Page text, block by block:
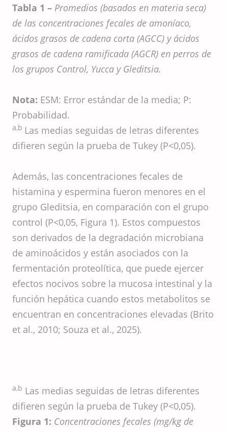
Tabla 1 – Promedios (basados en materia seca)
de las concentraciones fecales de amoníaco,
ácidos grasos de cadena corta (AGCC) y ácidos
grasos de cadena ramificada (AGCR) en perros de
los grupos Control, Yucca y Gleditsia.
Nota: ESM: Error estándar de la media; P:
Probabilidad.
a,b Las medias seguidas de letras diferentes
difieren según la prueba de Tukey (P<0,05).
Además, las concentraciones fecales de
histamina y espermina fueron menores en el
grupo Gleditsia, en comparación con el grupo
control (P<0,05, Figura 1). Estos compuestos
son derivados de la degradación microbiana
de aminoácidos y están asociados con la
fermentación proteolítica, que puede ejercer
efectos nocivos sobre la mucosa intestinal y la
función hepática cuando estos metabolitos se
encuentran en concentraciones elevadas (Brito
et al., 2010; Souza et al., 2025).
a,b Las medias seguidas de letras diferentes
difieren según la prueba de Tukey (P<0,05).
Figura 1: Concentraciones fecales (mg/kg de